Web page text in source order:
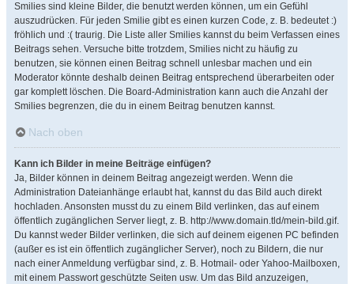
Smilies sind kleine Bilder, die benutzt werden können, um ein Gefühl
auszudrücken. Für jeden Smilie gibt es einen kurzen Code, z. B. bedeutet :)
fröhlich und :( traurig. Die Liste aller Smilies kannst du beim Verfassen eines
Beitrags sehen. Versuche bitte trotzdem, Smilies nicht zu häufig zu
benutzen, sie können einen Beitrag schnell unlesbar machen und ein
Moderator könnte deshalb deinen Beitrag entsprechend überarbeiten oder
gar komplett löschen. Die Board-Administration kann auch die Anzahl der
Smilies begrenzen, die du in einem Beitrag benutzen kannst.
Nach oben
Kann ich Bilder in meine Beiträge einfügen?
Ja, Bilder können in deinem Beitrag angezeigt werden. Wenn die
Administration Dateianhänge erlaubt hat, kannst du das Bild auch direkt
hochladen. Ansonsten musst du zu einem Bild verlinken, das auf einem
öffentlich zugänglichen Server liegt, z. B. http://www.domain.tld/mein-bild.gif.
Du kannst weder Bilder verlinken, die sich auf deinem eigenen PC befinden
(außer es ist ein öffentlich zugänglicher Server), noch zu Bildern, die nur
nach einer Anmeldung verfügbar sind, z. B. Hotmail- oder Yahoo-Mailboxen,
mit einem Passwort geschützte Seiten usw. Um das Bild anzuzeigen,